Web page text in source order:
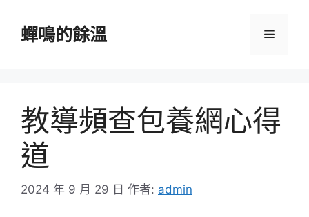
蟬鳴的餘溫 選
教導頻查包養網心得
道
2024 年 9 月 29 日 作者: admin